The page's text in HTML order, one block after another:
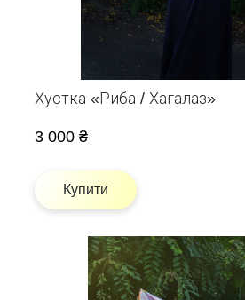
Хустка «Риба / Хагалаз»
3 000 ₴
Купити